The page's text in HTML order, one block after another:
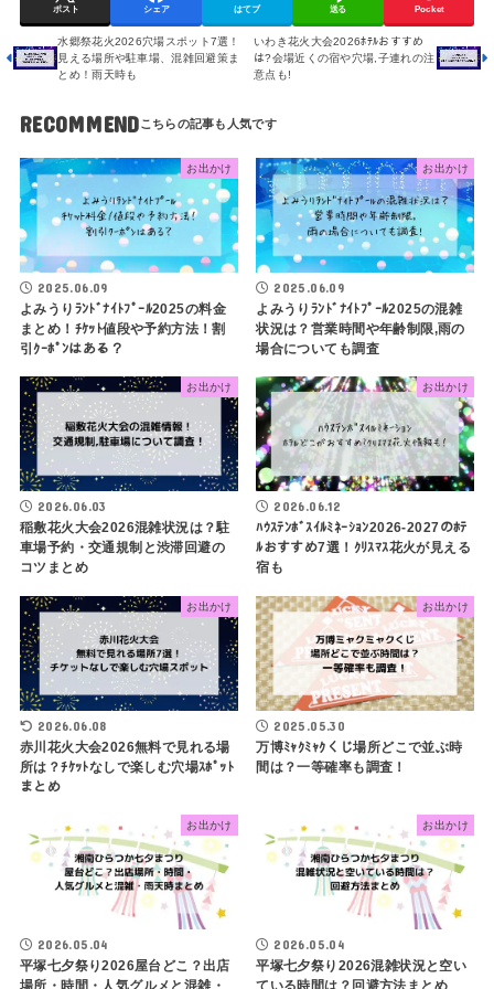
ポスト シェア はてブ 送る Pocket
水郷祭花火2026穴場スポット7選！
見える場所や駐車場、混雑回避策ま
とめ！雨天時も
いわき花火大会2026ﾎﾃﾙおすすめ
は?会場近くの宿や穴場,子連れの注
意点も!
RECOMMEND
お出かけ
2025.06.09
よみうりﾗﾝﾄﾞﾅｲﾄﾌﾟｰﾙ2025の料金
まとめ！ﾁｹｯﾄ値段や予約方法！割
引ｸｰﾎﾟﾝはある？
お出かけ
2025.06.09
よみうりﾗﾝﾄﾞﾅｲﾄﾌﾟｰﾙ2025の混雑
状況は？営業時間や年齢制限,雨の
場合についても調査
お出かけ
2026.06.03
稲敷花火大会2026混雑状況は？駐
車場予約・交通規制と渋滞回避の
コツまとめ
お出かけ
2026.06.12
ﾊｳｽﾃﾝﾎﾞｽｲﾙﾐﾈｰｼｮﾝ2026-2027のﾎﾃ
ﾙおすすめ7選！ｸﾘｽﾏｽ花火が見える
宿も
お出かけ
2026.06.08
赤川花火大会2026無料で見れる場
所は？ﾁｹｯﾄなしで楽しむ穴場ｽﾎﾟｯﾄ
まとめ
お出かけ
2025.05.30
万博ﾐｬｸﾐｬｸくじ場所どこで並ぶ時
間は？一等確率も調査！
お出かけ
2026.05.04
平塚七夕祭り2026屋台どこ？出店
お出かけ
2026.05.04
平塚七夕祭り2026混雑状況と空い